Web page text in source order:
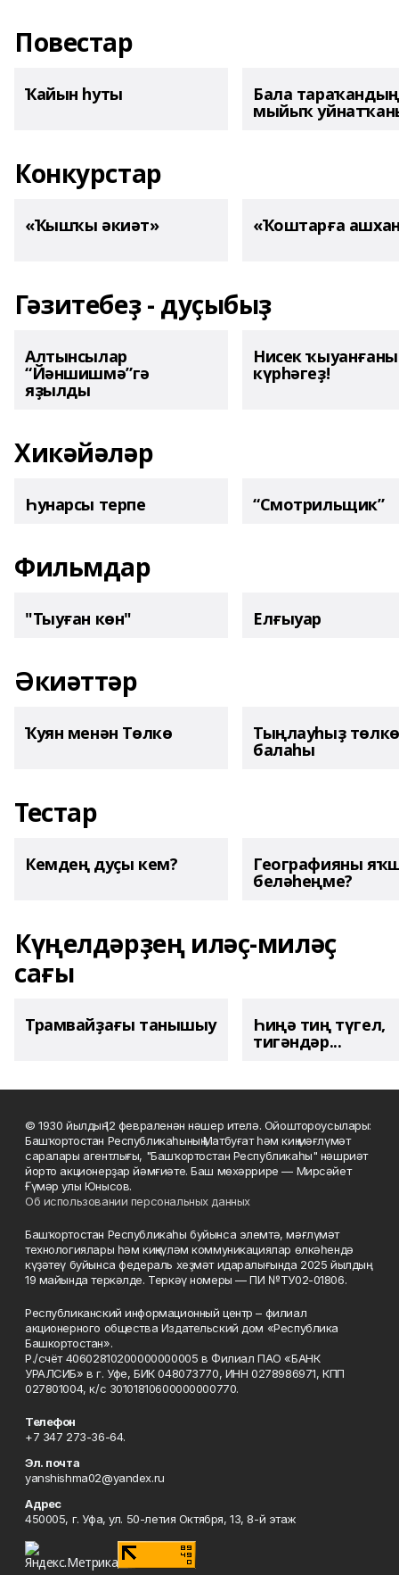
Повестар
Ҡайын һуты Бала тараҡандың
мыйыҡ
Конкурстар
«Ҡышҡы әкиәт» «Ҡоштарға
Гәзитебеҙ - дуҫыбыҙ
Алтынсылар
“Йәншишмә”гә
яҙылды
Нисек
күрһәгеҙ!
Хикәйәләр
Һунарсы терпе “Смотрильщик”
Фильмдар
"Тыуған көн" Елғыуар
Әкиәттәр
Ҡуян менән Төлкө Тыңлауһыҙ төлкө
балаһы
Тестар
Кемдең дуҫы кем? Географияны
беләһеңме?
Күңелдәрҙең иләҫ-миләҫ
сағы
Трамвайҙағы танышыу Һиңә тиң түгел,
тигәндәр...
© 1930 йылдың 12 февраленән нәшер ителә. Ойоштороусылары:
Башҡортостан Республикаһының Матбуғат һәм киң мәғлүмәт
саралары агентлығы, "Башҡортостан Республикаһы" нәшриәт
йорто акционерҙар йәмғиәте. Баш мөхәррире — Мирсәйет
Ғүмәр улы Юнысов.
Об использовании персональных данных
Башҡортостан Республикаһы буйынса элемтә, мәғлүмәт
технологиялары һәм киңкүләм коммуникациялар өлкәһендә
күҙәтеү буйынса федераль хеҙмәт идаралығында 2025 йылдың
19 майында теркәлде. Теркәү номеры — ПИ №ТУ02-01806.
Республиканский информационный центр – филиал
акционерного общества Издательский дом «Республика
Башкортостан».
Р./счёт 40602810200000000005 в Филиал ПАО «БАНК
УРАЛСИБ» в г. Уфе, БИК 048073770, ИНН 0278986971, КПП
027801004, к/с 30101810600000000770.
Телефон
+7 347 273-36-64.
Эл. почта
yanshishma02@yandex.ru
Адрес
450005, г. Уфа, ул. 50-летия Октября, 13, 8-й этаж